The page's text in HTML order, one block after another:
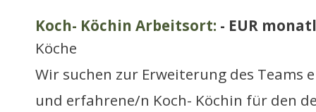
Koch- Köchin Arbeitsort: - EUR
Köche
Wir suchen zur Erweiterung des Teams
und erfahrene/n Koch- Köchin für den